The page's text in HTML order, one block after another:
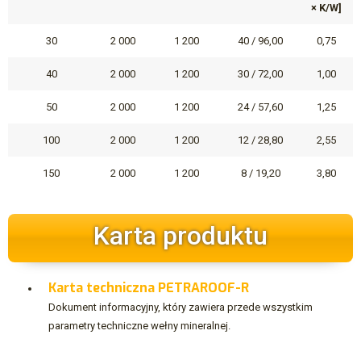
× K/W]
30 2 000 1 200 40 / 96,00 0,75
40 2 000 1 200 30 / 72,00 1,00
50 2 000 1 200 24 / 57,60 1,25
100 2 000 1 200 12 / 28,80 2,55
150 2 000 1 200 8 / 19,20 3,80
Karta produktu
Karta techniczna PETRAROOF-R
Dokument informacyjny, który zawiera przede wszystkim
parametry techniczne wełny mineralnej.